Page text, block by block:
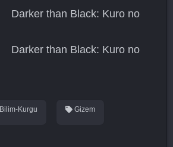
Darker than Black: Kuro no
Darker than Black: Kuro no
Bilim-Kurgu Gizem